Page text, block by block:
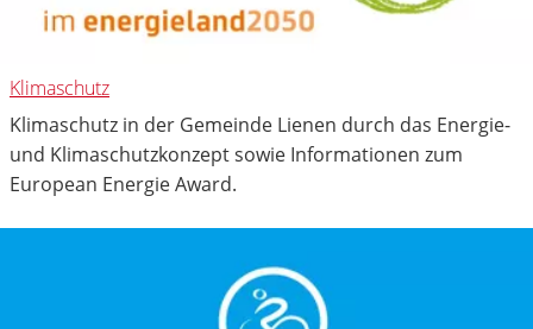
Klimaschutz
Klimaschutz in der Gemeinde Lienen durch das Energie-
und Klimaschutzkonzept sowie Informationen zum
European Energie Award.